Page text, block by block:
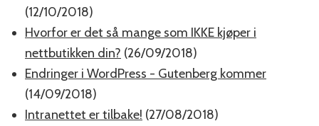
(12/10/2018)
Hvorfor er det så mange som IKKE kjøper i
nettbutikken din? (26/09/2018)
Endringer i WordPress - Gutenberg kommer
(14/09/2018)
Intranettet er tilbake! (27/08/2018)